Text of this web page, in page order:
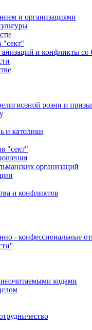
и организациями
"сект"
и конфликты
розни и
и католики
"сект"
организаций
и конфликтов
- конфессиональные
кодами